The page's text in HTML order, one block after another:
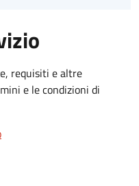
requisiti e altre
e le condizioni di